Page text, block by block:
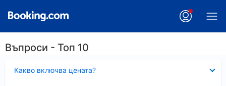
Въпроси - Топ 10
Какво включва цената?